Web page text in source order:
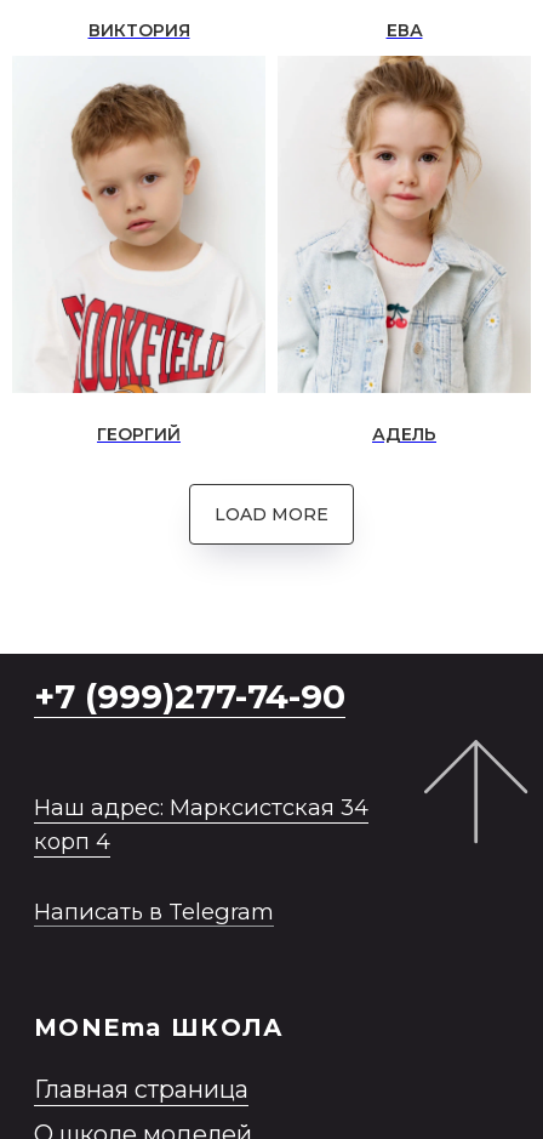
ВИКТОРИЯ ЕВА
ГЕОРГИЙ АДЕЛЬ
LOAD MORE
информационной и рекламной
Образовательная программа
2026 MONEma©
ИП Нестерович Анна Леонидовна
ИНН № 230 913 433 217 ОГРНИП 319
237 500 378 052
Все права защищены.
Разработка сайта
*Продукт Meta признана